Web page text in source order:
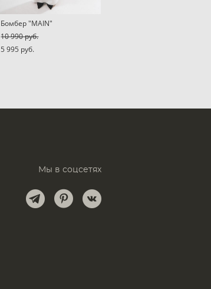
Бомбер "MAIN"
10 990 pуб.
5 995 pуб.
Мы в соцсетях